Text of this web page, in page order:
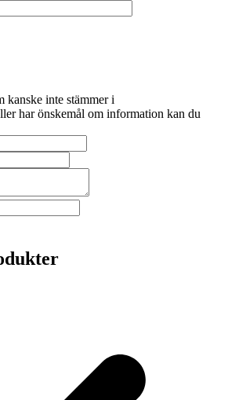
kanske inte stämmer i
har önskemål om information kan du